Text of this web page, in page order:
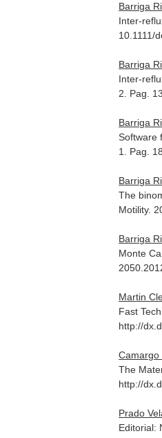
Barriga
Inter-
10.1111/
Barriga
Inter-
2. Pag.
Barriga
Software
1. Pag.
Barriga
The
Motility.
Barriga
Monte
Martin
Fast
http://
Camargo
The
http://
Prado
Editorial: